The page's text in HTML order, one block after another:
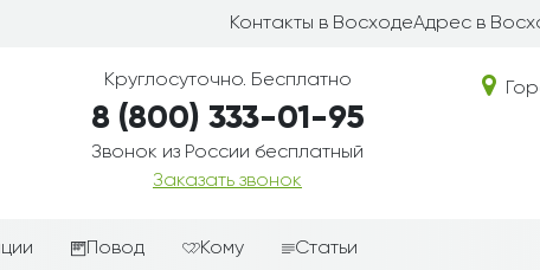
Контакты в ВосходеАдрес в
Круглосуточно. Бесплатно
8 (800) 333-01-95
Звонок из России бесплатный
Заказать звонок
Повод Кому Статьи